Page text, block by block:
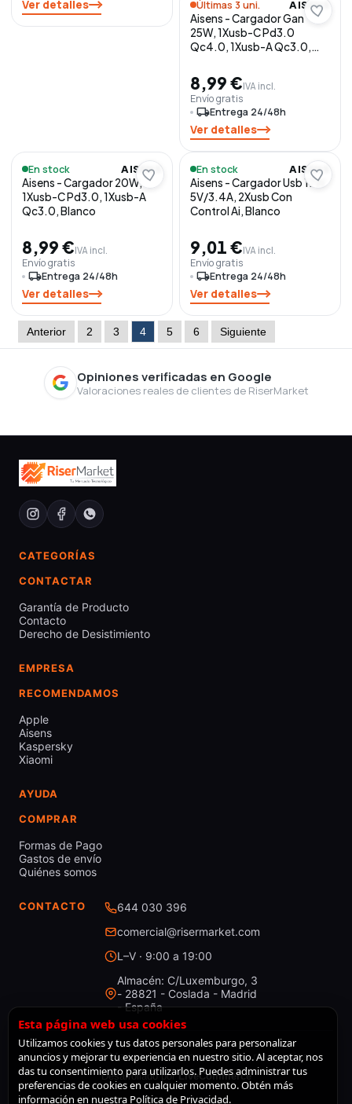
Ver detalles Últimas 3 uni. AISENS
Aisens - Cargador Gan
25W, 1Xusb-C Pd3.0
Qc4.0, 1Xusb-A Qc3.0,
8,99 €IVA incl.
Envío gratis
local_shippingEntrega 24/48h
Ver detalles
En stock AISENS
Aisens - Cargador 20W,
1Xusb-C Pd3.0, 1Xusb-A
Qc3.0, Blanco
8,99 €IVA incl.
Envío gratis
local_shippingEntrega 24/48h
Ver detalles
En stock AISENS
Aisens - Cargador Usb 17W
5V/3.4A, 2Xusb Con
Control Ai, Blanco
9,01 €IVA incl.
Envío gratis
local_shippingEntrega 24/48h
Ver detalles
Anterior 2 3 4 5 6 Siguiente
Opiniones verificadas en Google
Valoraciones reales de clientes de RiserMarket
CATEGORÍAS
CONTACTAR
Garantía de Producto
Contacto
Derecho de Desistimiento
EMPRESA
RECOMENDAMOS
Apple
Aisens
Kaspersky
Xiaomi
AYUDA
COMPRAR
Formas de Pago
Gastos de envío
Quiénes somos
CONTACTO
644 030 396
comercial@risermarket.com
L–V · 9:00 a 19:00
Almacén: C/Luxemburgo, 3
- 28821 - Coslada - Madrid
- España
© 2026 RiserMarket · Todos los derechos reservados
Desarrollado porLiveCommerce
Esta página web usa cookies
Utilizamos cookies y tus datos personales para personalizar
anuncios y mejorar tu experiencia en nuestro sitio. Al aceptar, nos
das tu consentimiento para utilizarlos. Puedes administrar tus
preferencias de cookies en cualquier momento. Obtén más
información en nuestra Política de Privacidad.